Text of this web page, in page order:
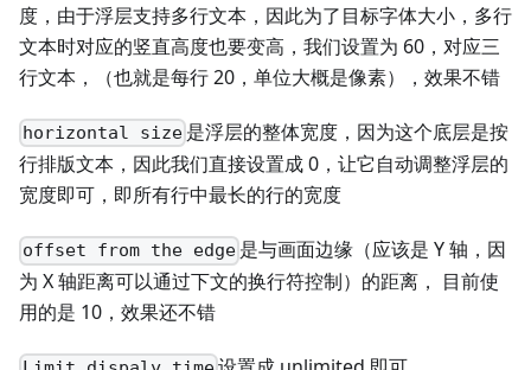
度，由于浮层支持多行文本，因此为了目标字体大小，多行
文本时对应的竖直高度也要变高，我们设置为 60，对应三
行文本，（也就是每行 20，单位大概是像素），效果不错
horizontal size 是浮层的整体宽度，因为这个底层是按
行排版文本，因此我们直接设置成 0，让它自动调整浮层的
宽度即可，即所有行中最长的行的宽度
offset from the edge 是与画面边缘（应该是 Y 轴，因
为 X 轴距离可以通过下文的换行符控制）的距离， 目前使
用的是 10，效果还不错